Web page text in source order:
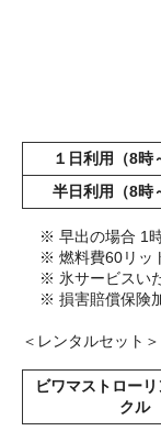
１日利用（8時
半日利用（8時
※ 早出の場合 1
※ 燃料費60リッ
※ 氷サービスい
※ 損害賠償保険
＜レンタルセット＞
ビワマストロー
クル